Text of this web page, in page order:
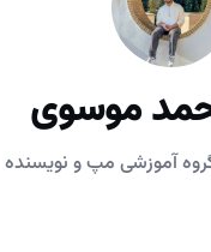
موسوی
آموزشی مپ و نویسنده